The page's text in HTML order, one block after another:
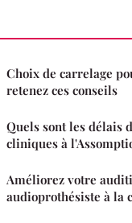
Choix de carrelage
retenez ces conseils
Quels sont les délais
cliniques à
Améliorez votre
audioprothésiste à la